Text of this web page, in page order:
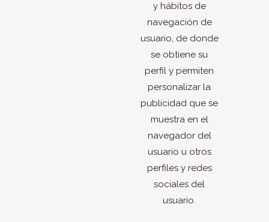
y hábitos de
navegación de
usuario, de donde
se obtiene su
perfil y permiten
personalizar la
publicidad que se
muestra en el
navegador del
usuario u otros
perfiles y redes
sociales del
usuario.